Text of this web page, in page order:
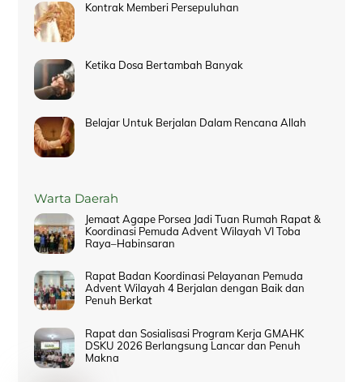
Kontrak Memberi Persepuluhan
Ketika Dosa Bertambah Banyak
Belajar Untuk Berjalan Dalam Rencana Allah
Warta Daerah
Jemaat Agape Porsea Jadi Tuan Rumah Rapat &
Koordinasi Pemuda Advent Wilayah VI Toba
Raya–Habinsaran
Rapat Badan Koordinasi Pelayanan Pemuda
Advent Wilayah 4 Berjalan dengan Baik dan
Penuh Berkat
Rapat dan Sosialisasi Program Kerja GMAHK
DSKU 2026 Berlangsung Lancar dan Penuh
Makna